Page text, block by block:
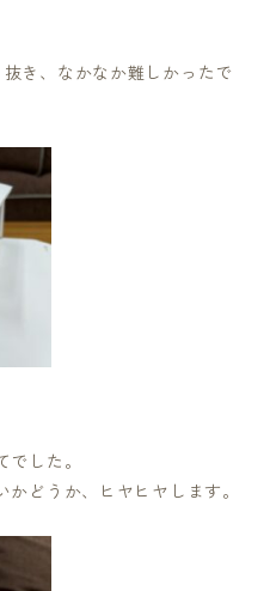
き、なかなか難しかったで
した。
どうか、ヒヤヒヤします。